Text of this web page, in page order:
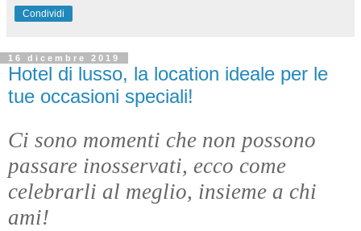
Condividi
16 dicembre 2019
Hotel di lusso, la location ideale per le
tue occasioni speciali!
Ci sono momenti che non possono
passare inosservati, ecco come
celebrarli al meglio, insieme a chi
ami!